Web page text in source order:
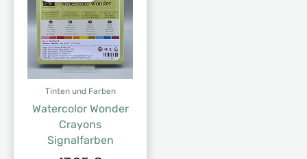
Tinten und Farben
Watercolor Wonder
Crayons
Signalfarben